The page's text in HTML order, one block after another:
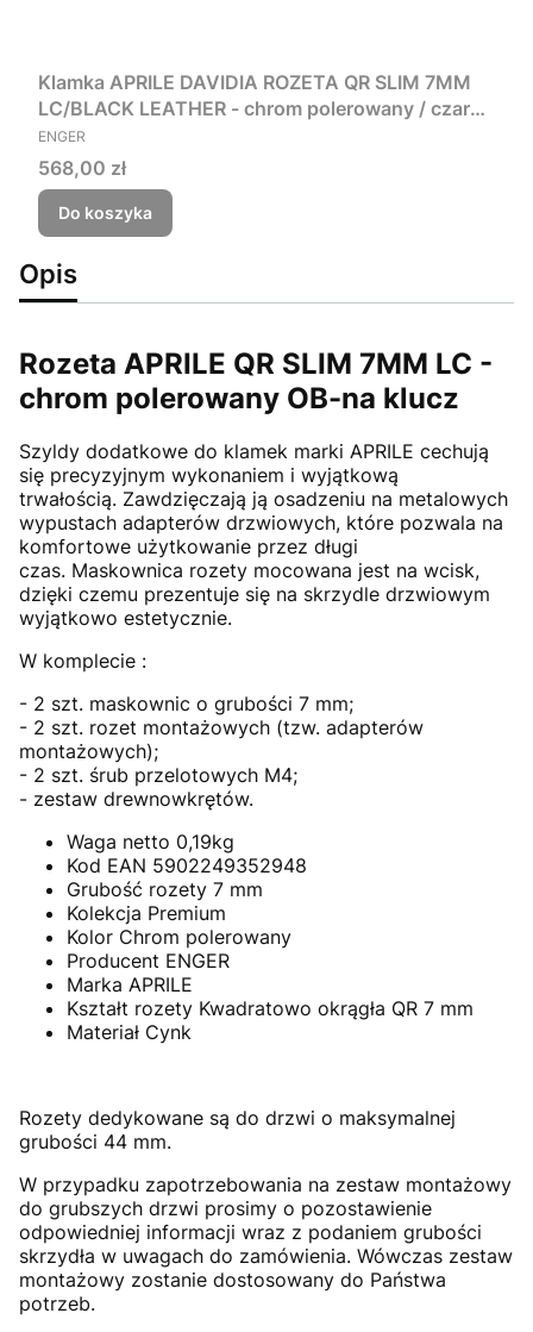
Klamka APRILE DAVIDIA ROZETA QR SLIM 7MM
LC/BLACK LEATHER - chrom polerowany / czarna
skóra
PRODUCENT
ENGER
Cena
568,00 zł
Do koszyka
Opis
Rozeta APRILE QR SLIM 7MM LC -
chrom polerowany OB-na klucz
Szyldy dodatkowe do klamek marki APRILE cechują
się precyzyjnym wykonaniem i wyjątkową
trwałością. Zawdzięczają ją osadzeniu na metalowych
wypustach adapterów drzwiowych, które pozwala na
komfortowe użytkowanie przez długi
czas. Maskownica rozety mocowana jest na wcisk,
dzięki czemu prezentuje się na skrzydle drzwiowym
wyjątkowo estetycznie.
W komplecie :
- 2 szt. maskownic o grubości 7 mm;
- 2 szt. rozet montażowych (tzw. adapterów
montażowych);
- 2 szt. śrub przelotowych M4;
- zestaw drewnowkrętów.
Waga netto 0,19kg
Kod EAN 5902249352948
Grubość rozety 7 mm
Kolekcja Premium
Kolor Chrom polerowany
Producent ENGER
Marka APRILE
Kształt rozety Kwadratowo okrągła QR 7 mm
Materiał Cynk
Rozety dedykowane są do drzwi o maksymalnej
grubości 44 mm.
W przypadku zapotrzebowania na zestaw montażowy
do grubszych drzwi prosimy o pozostawienie
odpowiedniej informacji wraz z podaniem grubości
skrzydła w uwagach do zamówienia. Wówczas zestaw
montażowy zostanie dostosowany do Państwa
potrzeb.